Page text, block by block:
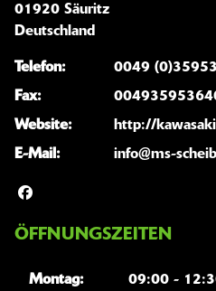
01920 Säuritz
Deutschland
Telefon:
0049
Fax:
Website:
http://
E-Mail:
info@ms-
ÖFFNUNGSZEITEN
Montag:
09:00 -